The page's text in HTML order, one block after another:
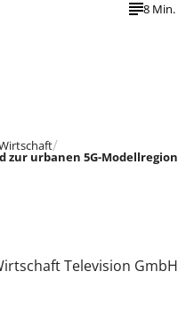
8 Min.
zur urbanen 5G-Modellregion
Television GmbH